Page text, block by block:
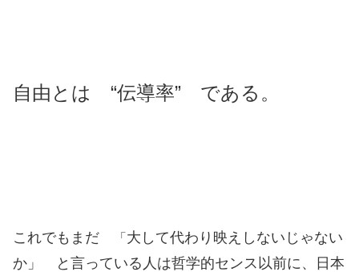
自由とは “伝導率” である。
これでもまだ 「 大して代わり映えしないじゃない
か」 と言っている人は哲学的センス以前に、日本